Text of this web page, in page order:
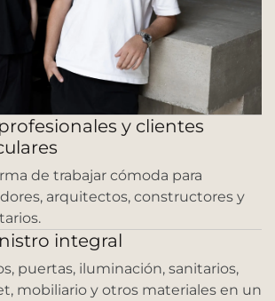
y clientes
de trabajar cómoda para
arquitectos, constructores y
integral
puertas, iluminación, sanitarios,
mobiliario y otros materiales en un